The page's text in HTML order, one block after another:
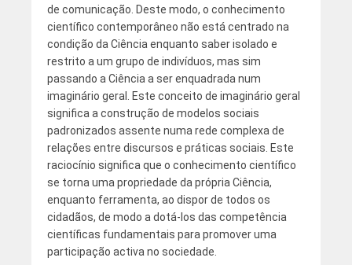
de comunicação. Deste modo, o conhecimento
científico contemporâneo não está centrado na
condição da Ciência enquanto saber isolado e
restrito a um grupo de indivíduos, mas sim
passando a Ciência a ser enquadrada num
imaginário geral. Este conceito de imaginário geral
significa a construção de modelos sociais
padronizados assente numa rede complexa de
relações entre discursos e práticas sociais. Este
raciocínio significa que o conhecimento científico
se torna uma propriedade da própria Ciência,
enquanto ferramenta, ao dispor de todos os
cidadãos, de modo a dotá-los das competência
científicas fundamentais para promover uma
participação activa no sociedade.